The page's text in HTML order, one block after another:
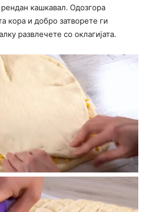
кашкавал. Одозгора
кора и добро затворете ги
развлечете со оклагијата.